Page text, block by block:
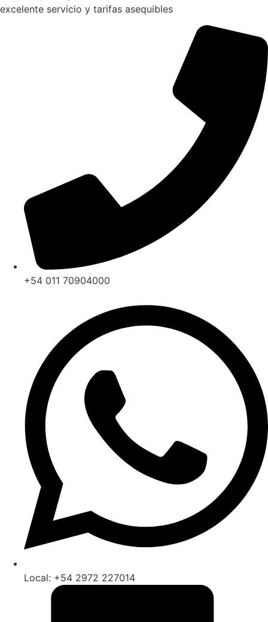
excelente servicio y tarifas asequibles
+54 011 70904000
Local: +54 2972 227014